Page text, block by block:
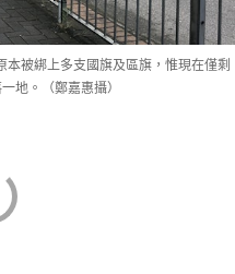
被綁上多支國旗及區旗，惟現在僅剩
地。（鄭嘉惠攝）